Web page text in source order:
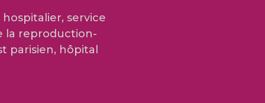
service
la reproduction-
parisien, hôpital